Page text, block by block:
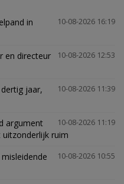
10-08-2026 16:19
in
10-08-2026 12:53
en directeur
10-08-2026 11:39
jaar,
10-08-2026 11:19
argument
ruim
10-08-2026 10:55